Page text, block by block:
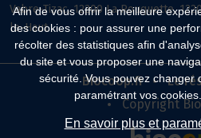
Afin de vous offrir la meilleure
des cookies : pour assurer une
récolter des statistiques afin
du site et vous proposer une
sécurité. Vous pouvez changer
paramétrant vos
En savoir plus et
Vabre-Tizac, 12200 La Rouquette,
le-Haut
Biocoop.fr
Le
Copyright